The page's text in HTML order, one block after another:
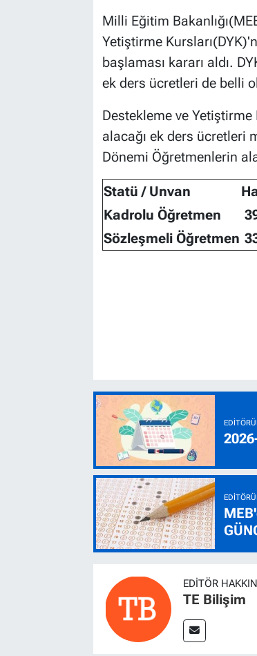
Milli Eğitim
Yetiştirme
başlaması kararı aldı.
ek ders ücretleri de belli
Destekleme ve
alacağı ek ders ücretleri
Dönemi Öğretmenlerin
Statü / Unvan
Kadrolu Öğretmen
Sözleşmeli Öğretmen
EDITÖR
TE Bilişim